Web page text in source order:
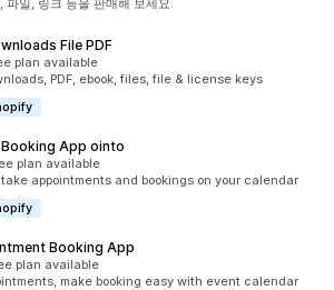
파일, 링크 등을 판매해 보세요.
File PDF
plan available
PDF, ebook, files, file & license keys
App ointo
plan available
take appointments and bookings on your calendar
Booking App
plan available
make booking easy with event calendar